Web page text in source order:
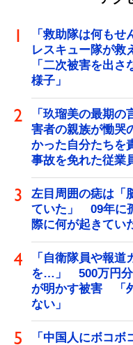
「救助隊は何もせ
レスキュー隊が
「二次被害を出
様子」
「玖瑠美の最期
害者の親族が慟
かった自分たち
事故を免れた従業
左目周囲の痣は「
ていた」 09年に
際に何が起きてい
「自衛隊員や報
を…」 500万円分
が明かす被害 「
ない」
「中国人にボコ